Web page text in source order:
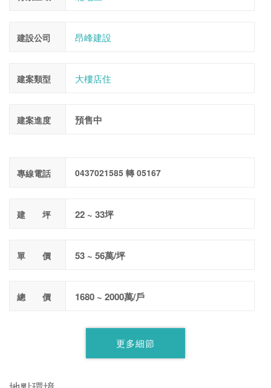
建設公司 昂峰建設
建案類型 大樓店住
建案進度 預售中
專線電話 0437021585 轉 05167
建 坪 22 ~ 33坪
單 價 53 ~ 56萬/坪
總 價 1680 ~ 2000萬/戶
更多細節